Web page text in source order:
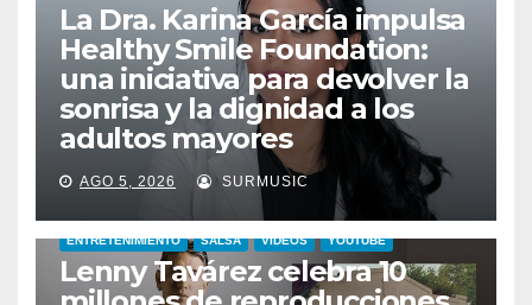
La Dra. Karina García impulsa
Healthy Smile Foundation:
una iniciativa para devolver la
sonrisa y la dignidad a los
adultos mayores
AGO 5, 2026 SURMUSIC
ENTRETENIMIENTO SALSA VIDEOS YOUTUBE
Lenny Tavárez celebra 10